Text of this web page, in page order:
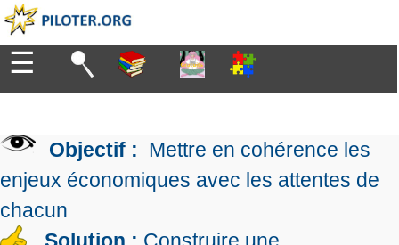
Diriger
de
l'entreprise
Démocratique
Conception
Organiser
la
Manager
Manager
Progresser
☰
Objectif : Mettre en cohérence les
enjeux économiques avec les attentes de
chacun